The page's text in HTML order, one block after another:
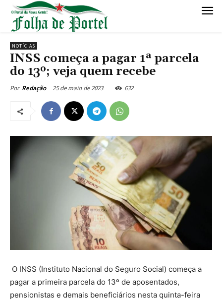
NOTÍCIAS
INSS começa a pagar 1ª parcela
do 13º; veja quem recebe
Por Redação 25 de maio de 2023 632
O INSS (Instituto Nacional do Seguro Social) começa a
pagar a primeira parcela do 13º de aposentados,
pensionistas e demais beneficiários nesta quinta-feira